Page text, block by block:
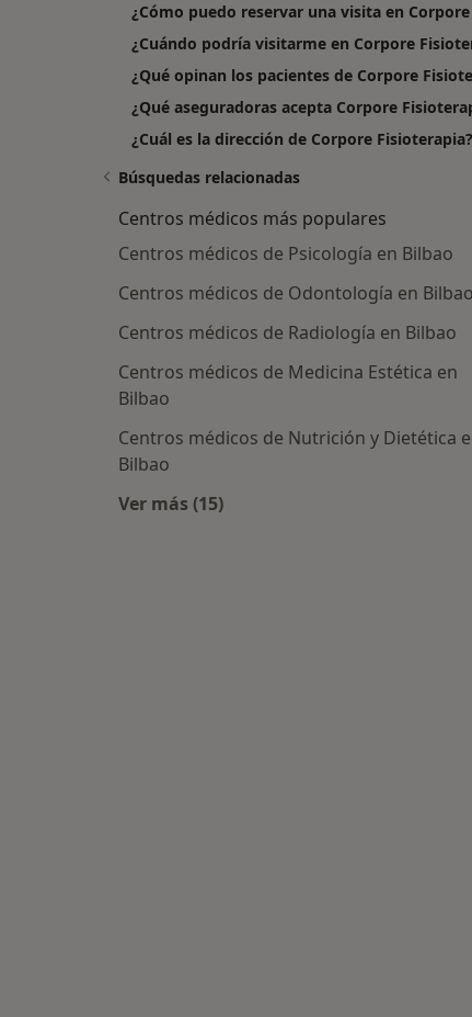
¿Cómo puedo reservar una visita en
¿Cuándo podría visitarme en Corpore
¿Qué opinan los pacientes de Corpore
¿Qué aseguradoras acepta Corpore
¿Cuál es la dirección de Corpore Fisioterapia?
Búsquedas relacionadas
Centros médicos más populares
Centros médicos de Psicología en Bilbao
Centros médicos de Odontología en Bilbao
Centros médicos de Radiología en Bilbao
Centros médicos de Medicina Estética en
Bilbao
Centros médicos de Nutrición y Dietética
Bilbao
Ver más (15)